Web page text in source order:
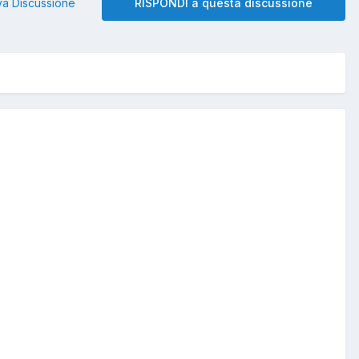
RISPONDI a questa discussione
Discussione